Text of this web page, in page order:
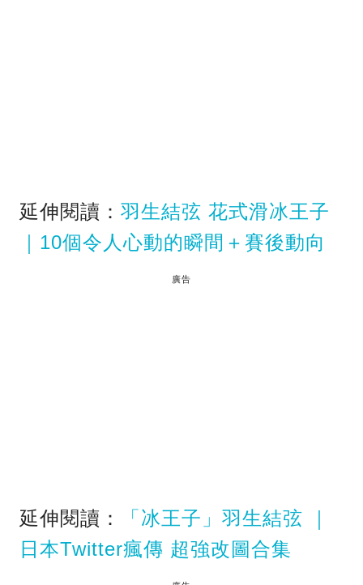
延伸閱讀： 羽生結弦 花式滑冰王子
｜10個令人心動的瞬間＋賽後動向
廣告
延伸閱讀：
「冰王子」羽生結弦 ｜
日本Twitter瘋傳 超強改圖合集